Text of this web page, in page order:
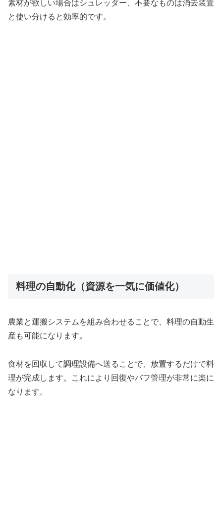
素材が欲しい場合はシュレッダー、不要なものは消去装置
と使い分けると効率的です。
料理の自動化（資源を一気に価値化）
農業と運搬システムを組み合わせることで、料理の自動生
産も可能になります。
食材を回収して調理設備へ送ることで、放置するだけで料
理が完成します。これにより回復やバフ管理が非常に楽に
なります。